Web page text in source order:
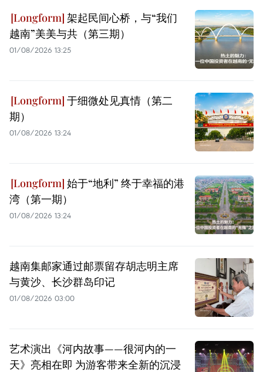
架起民间心桥，与“我们
越南”美美与共（第三期）
01/08/2026 13:25
于细微处见真情（第二
期）
01/08/2026 13:24
始于“地利” 终于幸福的港
湾（第一期）
01/08/2026 13:24
越南集邮家通过邮票留存胡志明主席
与黄沙、长沙群岛印记
01/08/2026 03:00
艺术演出《河内故事——很河内的一
天》亮相在即 为游客带来全新的沉浸